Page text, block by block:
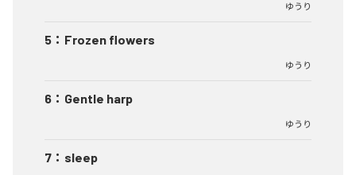
ゆうり
5 ： Frozen flowers
ゆうり
6 ： Gentle harp
ゆうり
7 ： sleep